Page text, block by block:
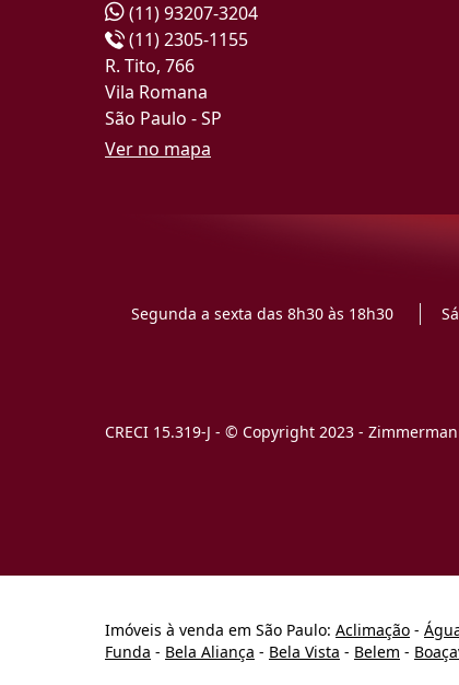
(11) 93207-3204
(11) 2305-1155
R. Tito, 766
Vila Romana
São Paulo - SP
Ver no mapa
Segunda a sexta das 8h30 às 18h30
CRECI 15.319-J - © Copyright 2023 -
Imóveis à venda em São Paulo: Aclimação -
Funda - Bela Aliança - Bela Vista - Belem -